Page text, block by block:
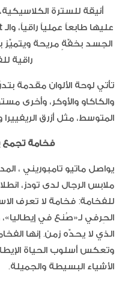
أنيقة للسترة
عليها طابعاً عملياً راقياً، والـ
الجسد بخفّةٍ مريحة ويتميّز
راقية
تأتي لوحة الألوان مقدمة
والكاكاو والأوكر، وأخرى
المتوسط، مثل أزرق الريفييرا
فخامة تجمع
يواصل ماتيو تامبوريني ،
ملابس الرجال لدى تودز،
للفخامة: فخامة لا تعرف
الحِرفي لـ«صُنع في
الذي لا يحدّه زمن. إنها
وتعكس أسلوب الحياة
الأشياء البسيطة والجميلة.